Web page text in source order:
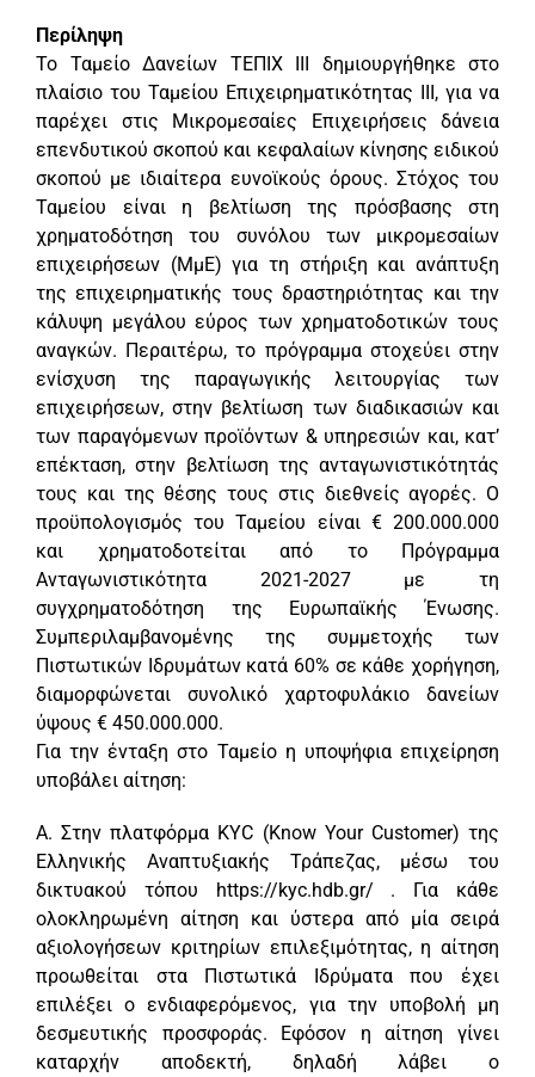
Περίληψη
Το Ταμείο Δανείων ΤΕΠΙΧ ΙΙΙ δημιουργήθηκε στο
πλαίσιο του Ταμείου Επιχειρηματικότητας ΙΙΙ, για να
παρέχει στις Μικρομεσαίες Επιχειρήσεις δάνεια
επενδυτικού σκοπού και κεφαλαίων κίνησης ειδικού
σκοπού με ιδιαίτερα ευνοϊκούς όρους. Στόχος του
Ταμείου είναι η βελτίωση της πρόσβασης στη
χρηματοδότηση του συνόλου των μικρομεσαίων
επιχειρήσεων (ΜμΕ) για τη στήριξη και ανάπτυξη
της επιχειρηματικής τους δραστηριότητας και την
κάλυψη μεγάλου εύρος των χρηματοδοτικών τους
αναγκών. Περαιτέρω, το πρόγραμμα στοχεύει στην
ενίσχυση της παραγωγικής λειτουργίας των
επιχειρήσεων, στην βελτίωση των διαδικασιών και
των παραγόμενων προϊόντων & υπηρεσιών και, κατ’
επέκταση, στην βελτίωση της ανταγωνιστικότητάς
τους και της θέσης τους στις διεθνείς αγορές. Ο
προϋπολογισμός του Ταμείου είναι € 200.000.000
και χρηματοδοτείται από το Πρόγραμμα
Ανταγωνιστικότητα 2021-2027 με τη
συγχρηματοδότηση της Ευρωπαϊκής Ένωσης.
Συμπεριλαμβανομένης της συμμετοχής των
Πιστωτικών Ιδρυμάτων κατά 60% σε κάθε χορήγηση,
διαμορφώνεται συνολικό χαρτοφυλάκιο δανείων
ύψους € 450.000.000.
Για την ένταξη στο Ταμείο η υποψήφια επιχείρηση
υποβάλει αίτηση:
Α. Στην πλατφόρμα KYC (Know Your Customer) της
Ελληνικής Αναπτυξιακής Τράπεζας, μέσω του
δικτυακού τόπου https://kyc.hdb.gr/ . Για κάθε
ολοκληρωμένη αίτηση και ύστερα από μία σειρά
αξιολογήσεων κριτηρίων επιλεξιμότητας, η αίτηση
προωθείται στα Πιστωτικά Ιδρύματα που έχει
επιλέξει ο ενδιαφερόμενος, για την υποβολή μη
δεσμευτικής προσφοράς. Εφόσον η αίτηση γίνει
καταρχήν αποδεκτή, δηλαδή λάβει ο